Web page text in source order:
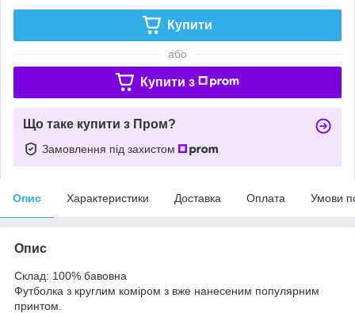
Купити
або
Купити з
Що таке купити з Пром?
Замовлення під захистом
Опис Характеристики Доставка Оплата Умови
Опис
Склад: 100% бавовна
Футболка з круглим коміром з вже нанесеним популярним
принтом.